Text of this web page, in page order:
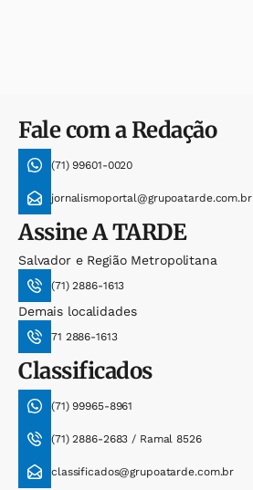
Fale com a Redação
(71) 99601-0020
jornalismoportal@grupoatarde.com.br
AssineA TARDE
Salvador e Região Metropolitana
(71) 2886-1613
Demais localidades
71 2886-1613
Classificados
(71) 99965-8961
(71) 2886-2683 / Ramal 8526
classificados@grupoatarde.com.br